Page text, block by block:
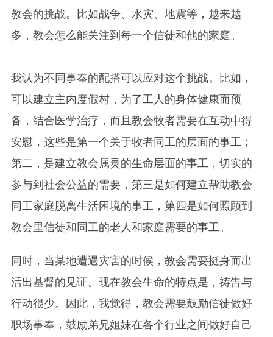
教会的挑战。比如战争、水灾、地震等，越来越
多，教会怎么能关注到每一个信徒和他的家庭。
我认为不同事奉的配搭可以应对这个挑战。比如，
可以建立主内度假村，为了工人的身体健康而预
备，结合医学治疗，而且教会牧者需要在互动中得
安慰，这些是第一个关于牧者同工的层面的事工；
第二，是建立教会属灵的生命层面的事工，切实的
参与到社会公益的需要，第三是如何建立帮助教会
同工家庭脱离生活困境的事工，第四是如何照顾到
教会里信徒和同工的老人和家庭需要的事工。
同时，当某地遭遇灾害的时候，教会需要挺身而出
活出基督的见证。现在教会生命的特点是，祷告与
行动很少。因此，我觉得，教会需要鼓励信徒做好
职场事奉，鼓励弟兄姐妹在各个行业之间做好自己